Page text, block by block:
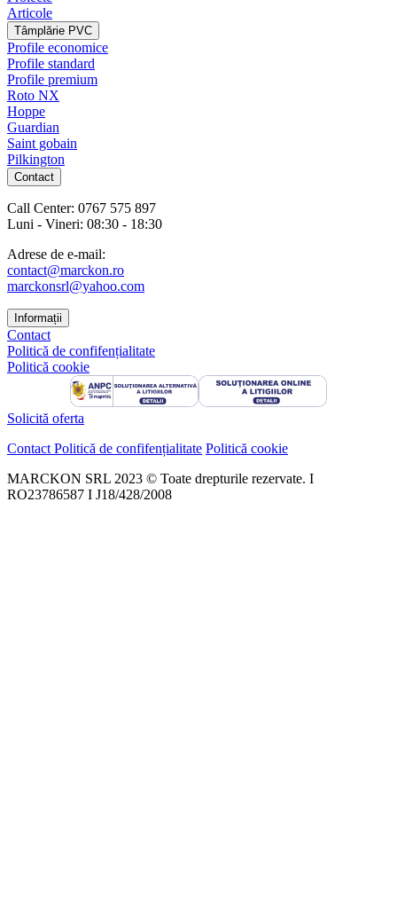
Articole
Tâmplărie PVC
Profile economice
Profile standard
Profile premium
Roto NX
Hoppe
Guardian
Saint gobain
Pilkington
Contact
Call Center: 0767 575 897
Luni - Vineri: 08:30 - 18:30
Adrese de e-mail:
contact@marckon.ro
marckonsrl@yahoo.com
Informații
Contact
Politică de confifențialitate
Politică cookie
Solicită oferta
Contact Politică de confifențialitate Politică cookie
MARCKON SRL 2023 © Toate drepturile rezervate. I
RO23786587 I J18/428/2008